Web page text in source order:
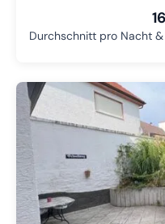
Durchschnitt pro Nacht &